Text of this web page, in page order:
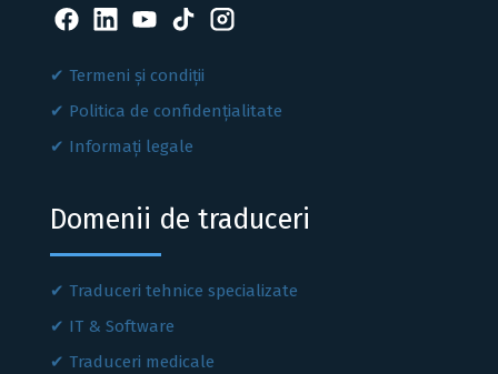
Termeni și condiții
Politica de confidențialitate
Informați legale
Domenii de traduceri
Traduceri tehnice specializate
IT & Software
Traduceri medicale